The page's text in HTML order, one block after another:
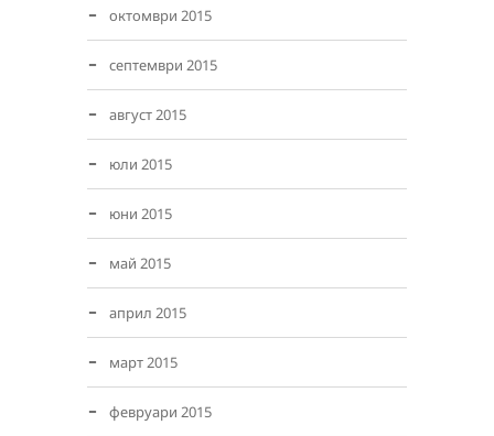
октомври 2015
септември 2015
август 2015
юли 2015
юни 2015
май 2015
април 2015
март 2015
февруари 2015